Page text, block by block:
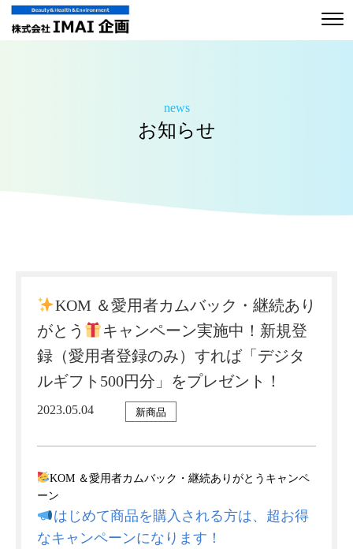
news
お知らせ
KOM ＆愛用者カムバック・継続あり
がとう
キャンペーン実施中！新規登
録（愛用者登録のみ）すれば「デジタ
ルギフト500円分」をプレゼント！
2023.05.04 新商品
KOM ＆愛用者カムバック・継続ありがとうキャンペ
ーン
はじめて商品を購入される方は、超お得
なキャンペーンになります！